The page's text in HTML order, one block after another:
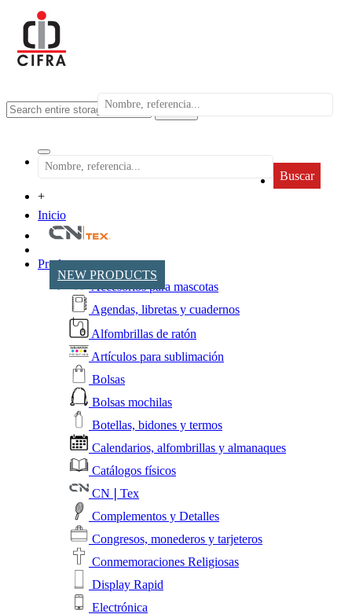
search
Buscar
+
Inicio
NEW PRODUCTS
Productos
Accesorios para mascotas
Agendas, libretas y cuadernos
Alfombrillas de ratón
Artículos para sublimación
Bolsas
Bolsas mochilas
Botellas, bidones y termos
Calendarios, alfombrillas y almanaques
Catálogos físicos
CN❘Tex
Complementos y Detalles
Congresos, monederos y tarjeteros
Conmemoraciones Religiosas
Display Rapid
Electrónica